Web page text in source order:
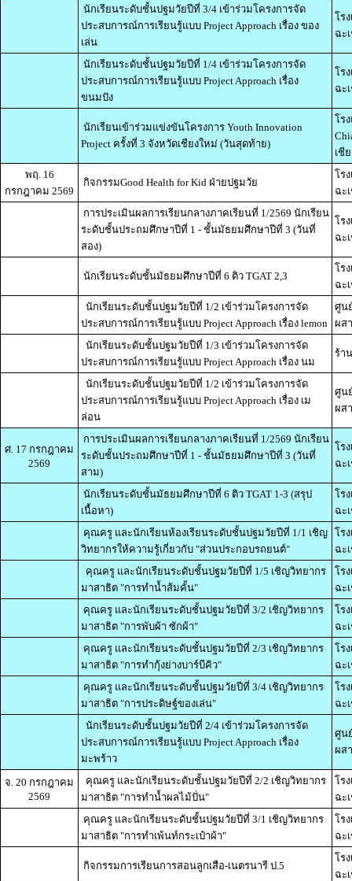
นักเรียนระดับชั้นปฐมวัยปีที่ 3/4 เข้าร่วมโครงการจัด
ประสบการณ์การเรียนรู้แบบ Project Approach เรื่อง ของ
เล่น
โร
ฉะ
นักเรียนระดับชั้นปฐมวัยปีที่ 1/4 เข้าร่วมโครงการจัด
ประสบการณ์การเรียนรู้แบบ Project Approach เรื่อง
ขนมปัง
โร
ฉะ
นักเรียนเข้าร่วมแข่งขันโครงการ Youth Innovation
Project ครั้งที่ 3 จังหวัดเชียงใหม่ (วันสุดท้าย)
โร
เชี
พฤ. 16
กรกฎาคม 2569
กิจกรรมGood Health for Kid ฝ่ายปฐมวัย
โร
ฉะ
การประเมินผลการเรียนกลางภาคเรียนที่ 1/2569 นักเรียน
ระดับชั้นประถมศึกษาปีที่ 1 - ชั้นมัธยมศึกษาปีที่ 3 (วันที่
สอง)
โร
ฉะ
นักเรียนระดับชั้นมัธยมศึกษาปีที่ 6 ติว TGAT 2,3
โร
ฉะ
นักเรียนระดับชั้นปฐมวัยปีที่ 1/2 เข้าร่วมโครงการจัด
ประสบการณ์การเรียนรู้แบบ Project Approach เรื่อง lemon
ศูน
ผส
นักเรียนระดับชั้นปฐมวัยปีที่ 1/3 เข้าร่วมโครงการจัด
ประสบการณ์การเรียนรู้แบบ Project Approach เรื่อง นม
ร้า
นักเรียนระดับชั้นปฐมวัยปีที่ 1/2 เข้าร่วมโครงการจัด
ประสบการณ์การเรียนรู้แบบ Project Approach เรื่อง เม
ล่อน
ศูน
ผส
ศ. 17 กรกฎาคม
2569
การประเมินผลการเรียนกลางภาคเรียนที่ 1/2569 นักเรียน
ระดับชั้นประถมศึกษาปีที่ 1 - ชั้นมัธยมศึกษาปีที่ 3 (วันที่
สาม)
โร
ฉะ
นักเรียนระดับชั้นมัธยมศึกษาปีที่ 6 ติว TGAT 1-3 (สรุป
เนื้อหา)
โร
ฉะ
คุณครู และนักเรียนห้องเรียนระดับชั้นปฐมวัยปีที่ 1/1 เชิญ
วิทยากรให้ความรู้เกี่ยวกับ "ส่วนประกอบรถยนต์"
โร
ฉะ
คุณครู และนักเรียนระดับชั้นปฐมวัยปีที่ 1/5 เชิญวิทยากร
มาสาธิต "การทำน้ำส้มคั้น"
โร
ฉะ
คุณครู และนักเรียนระดับชั้นปฐมวัยปีที่ 3/2 เชิญวิทยากร
มาสาธิต "การพับผ้า ซักผ้า"
โร
ฉะ
คุณครู และนักเรียนระดับชั้นปฐมวัยปีที่ 2/3 เชิญวิทยากร
มาสาธิต "การทำกุ้งย่างบาร์บีคิว"
โร
ฉะ
คุณครู และนักเรียนระดับชั้นปฐมวัยปีที่ 3/4 เชิญวิทยากร
มาสาธิต "การประดิษฐ์ของเล่น"
โร
ฉะ
นักเรียนระดับชั้นปฐมวัยปีที่ 2/4 เข้าร่วมโครงการจัด
ประสบการณ์การเรียนรู้แบบ Project Approach เรื่อง
มะพร้าว
ศูน
ผส
จ. 20 กรกฎาคม
2569
คุณครู และนักเรียนระดับชั้นปฐมวัยปีที่ 2/2 เชิญวิทยากร
มาสาธิต "การทำน้ำผลไม้ปั่น"
โร
ฉะ
คุณครู และนักเรียนระดับชั้นปฐมวัยปีที่ 3/1 เชิญวิทยากร
มาสาธิต "การทำเพ้นท์กระเป๋าผ้า"
โร
ฉะ
กิจกรรมการเรียนการสอนลูกเสือ-เนตรนารี ป.5
โร
ฉะ